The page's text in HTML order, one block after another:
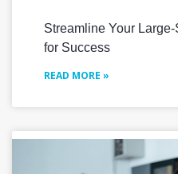
Streamline Your
for Success
READ MORE »